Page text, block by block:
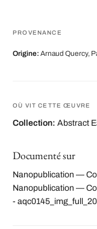
PROVENANCE
Origine: Arnaud Quercy,
OÙ VIT CETTE ŒUVRE
Collection: Abstract
Documenté sur
Nanopublication —
Nanopublication —
-